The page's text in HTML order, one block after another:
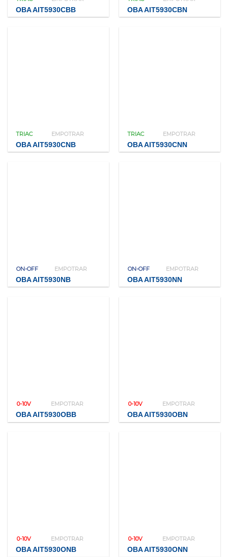
OBA AIT5930CBB OBA AIT5930CBN
TRIAC EMPOTRAR
OBA AIT5930CNB
TRIAC EMPOTRAR
OBA AIT5930CNN
ON-OFF EMPOTRAR
OBA AIT5930NB
ON-OFF EMPOTRAR
OBA AIT5930NN
0-10V EMPOTRAR
OBA AIT5930OBB
0-10V EMPOTRAR
OBA AIT5930OBN
0-10V EMPOTRAR
OBA AIT5930ONB
0-10V EMPOTRAR
OBA AIT5930ONN